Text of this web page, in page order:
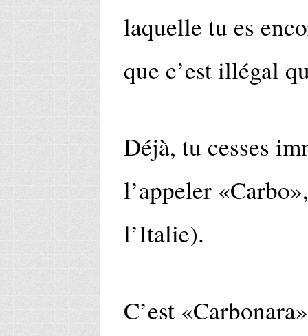
laquelle tu es
que c’est illégal
Déjà, tu cesses
l’appeler
l’Italie).
C’est